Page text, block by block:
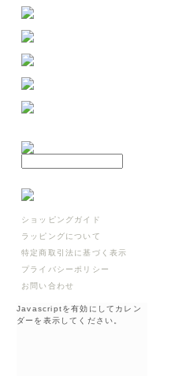
ショッピングガイド
ラッピングについて
特定商取引法に基づく表示
プライバシーポリシー
お問い合わせ
Javascriptを有効にしてカレン
ダーを表示してください。